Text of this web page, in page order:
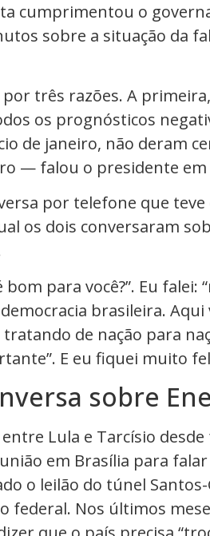
cumprimentou o
sobre a situação da
três razões. A
os prognósticos
de janeiro, não deram
— falou o presidente em
por telefone que
os dois conversaram
para você?”. Eu falei:
brasileira.
de nação para
E eu fiquei muito
sobre
Lula e Tarcísio
em Brasília para falar
o leilão do túnel
federal. Nos últimos